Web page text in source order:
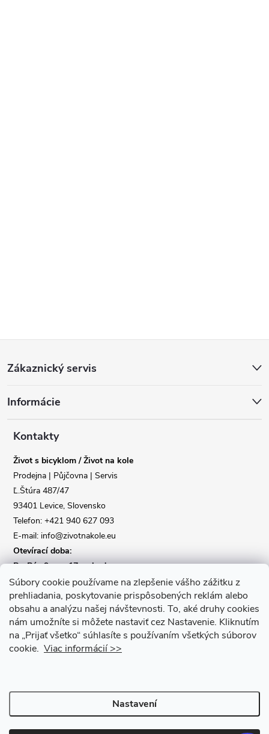
Súbory cookie používame na zlepšenie vášho zážitku z
prehliadania, poskytovanie prispôsobených reklám alebo
obsahu a analýzu našej návštevnosti. To, aké druhy cookies
nám umožníte si môžete nastaviť cez Nastavenie. Kliknutím
na „Prijať všetko“ súhlasíte s používaním všetkých súborov
cookie. Viac informácií >>
Nastavení
p
Zákaznický servis
Informácie
Kontakty
Život s bicyklom / Život na kole
Prodejna | Půjčovna | Servis
Ľ.Štúra 487/47
93401 Levice, Slovensko
Telefon: +421 940 627 093
E-mail: info@zivotnakole.eu
Otevírací doba:
Po-Pá : 9,oo - 17,oo hod
So : 9,oo - 12,oo | Ne : Zavřeno
Kontaktní formulář
Copyright 2026Život na kole. Všechna práva vyhrazena.Upravit
nastavení cookies